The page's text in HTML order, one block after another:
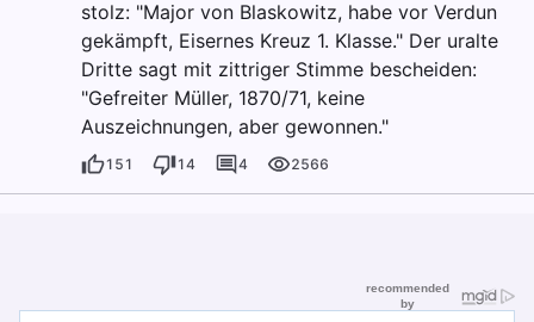
stolz: "Major von Blaskowitz, habe vor Verdun
gekämpft, Eisernes Kreuz 1. Klasse." Der uralte
Dritte sagt mit zittriger Stimme bescheiden:
"Gefreiter Müller, 1870/71, keine
Auszeichnungen, aber gewonnen."
151 14 4 2566